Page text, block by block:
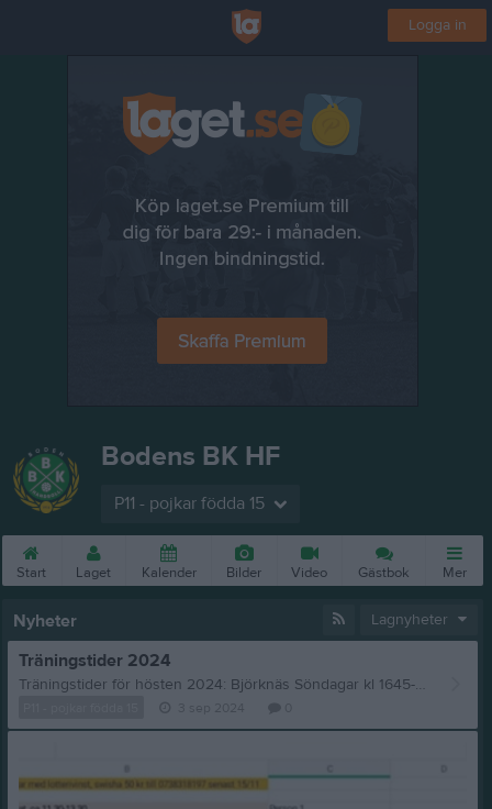
Logga in
Bodens BK HF
P11 - pojkar födda 15
Start Laget Kalender Bilder Video Gästbok Mer
Nyheter Lagnyheter
Träningstider 2024
Träningstider för hösten 2024: Björknäs Söndagar kl 1645-1800 Stureskolan Onsdagar kl 1700-1815 Första träning: onsdag 25e sept kl 17-18.15 Tränare för i år är: Max Havama, Pär Degerlund, Johnny Sedholm och Liselotte Lindmark Vid frågor kontakta lagledare Britta Lindmark Tel; 073-8318197 E-post; brittalindmark88@gmail.com